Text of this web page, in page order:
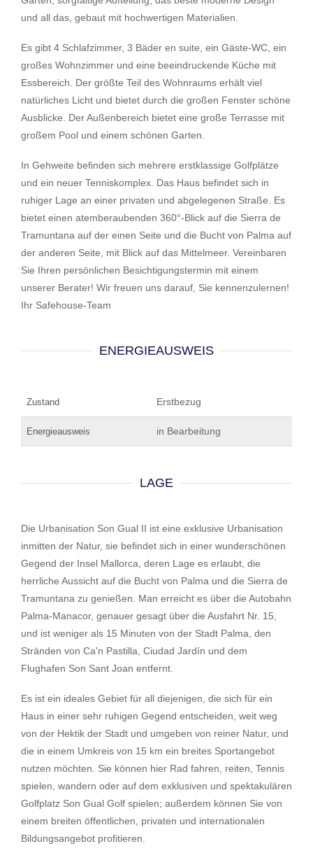
und all das, gebaut mit hochwertigen Materialien.
Es gibt 4 Schlafzimmer, 3 Bäder en suite, ein Gäste-WC, ein
großes Wohnzimmer und eine beeindruckende Küche mit
Essbereich. Der größte Teil des Wohnraums erhält viel
natürliches Licht und bietet durch die großen Fenster schöne
Ausblicke. Der Außenbereich bietet eine große Terrasse mit
großem Pool und einem schönen Garten.
In Gehweite befinden sich mehrere erstklassige Golfplätze
und ein neuer Tenniskomplex. Das Haus befindet sich in
ruhiger Lage an einer privaten und abgelegenen Straße. Es
bietet einen atemberaubenden 360°-Blick auf die Sierra de
Tramuntana auf der einen Seite und die Bucht von Palma auf
der anderen Seite, mit Blick auf das Mittelmeer. Vereinbaren
Sie Ihren persönlichen Besichtigungstermin mit einem
unserer Berater! Wir freuen uns darauf, Sie kennenzulernen!
Ihr Safehouse-Team
ENERGIEAUSWEIS
Zustand Erstbezug
Energieausweis in Bearbeitung
LAGE
Die Urbanisation Son Gual II ist eine exklusive Urbanisation
inmitten der Natur, sie befindet sich in einer wunderschönen
Gegend der Insel Mallorca, deren Lage es erlaubt, die
herrliche Aussicht auf die Bucht von Palma und die Sierra de
Tramuntana zu genießen. Man erreicht es über die Autobahn
Palma-Manacor, genauer gesagt über die Ausfahrt Nr. 15,
und ist weniger als 15 Minuten von der Stadt Palma, den
Stränden von Ca'n Pastilla, Ciudad Jardín und dem
Flughafen Son Sant Joan entfernt.
Es ist ein ideales Gebiet für all diejenigen, die sich für ein
Haus in einer sehr ruhigen Gegend entscheiden, weit weg
von der Hektik der Stadt und umgeben von reiner Natur, und
die in einem Umkreis von 15 km ein breites Sportangebot
nutzen möchten. Sie können hier Rad fahren, reiten, Tennis
spielen, wandern oder auf dem exklusiven und spektakulären
Golfplatz Son Gual Golf spielen; außerdem können Sie von
einem breiten öffentlichen, privaten und internationalen
Bildungsangebot profitieren.